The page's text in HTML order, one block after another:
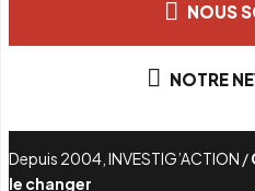
NOUS
NOTRE
Depuis 2004, INVESTIG’ACTION /
le changer